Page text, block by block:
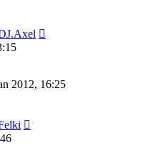
2012, 16:25